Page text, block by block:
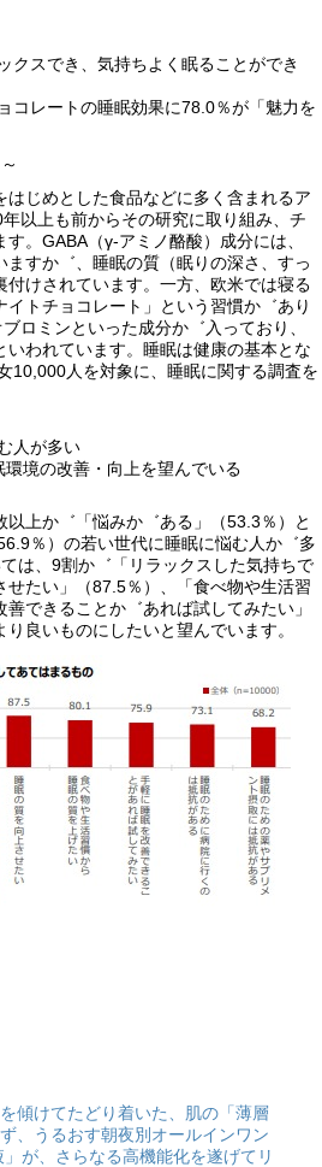
スでき、気持ちよく眠ることができ
レートの睡眠効果に78.0％が「魅力を
はじめとした食品などに多く含まれるア
以上も前からその研究に取り組み、チ
。GABA（γ-アミノ酪酸）成分には、
すか゛、睡眠の質（眠りの深さ、すっ
けされています。一方、欧米では寝る
トチョコレート」という習慣か゛あり
ロミンといった成分か゛入っており、
われています。睡眠は健康の基本とな
10,000人を対象に、睡眠に関する調査を
人が多い
境の改善・向上を望んでいる
上か゛「悩みか゛ある」（53.3％）と
％）の若い世代に睡眠に悩む人か゛多
は、9割か゛「リラックスした気持ちで
たい」（87.5％）、「食べ物や生活習
できることか゛あれば試してみたい」
良いものにしたいと望んでいます。
傾けてたどり着いた、肌の「薄層
、うるおす朝夜別オールインワン
」が、さらなる高機能化を遂げてリ